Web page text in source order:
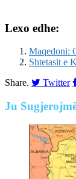
Lexo edhe:
Maqedoni:
Shtetasit e
Share.
Twitter
Ju